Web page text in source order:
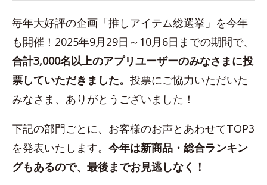
毎年大好評の企画「推しアイテム総選挙」を今年
も開催！2025年9月29日～10月6日までの期間で、
合計3,000名以上のアプリユーザーのみなさまに投
票していただきました。 投票にご協力いただいた
みなさま、ありがとうございました！
下記の部門ごとに、お客様のお声とあわせてTOP3
を発表いたします。 今年は新商品・総合ランキン
グもあるので、最後までお見逃しなく！